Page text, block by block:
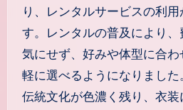
り、レンタルサービスの利
す。レンタルの普及により
気にせず、好みや体型に合
軽に選べるようになりまし
伝統文化が色濃く残り、衣